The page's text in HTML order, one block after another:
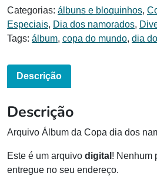
Categorias: álbuns e bloquinhos,
Especiais, Dia dos namorados,
Tags: álbum, copa do mundo, dia
Descrição
Descrição
Arquivo Álbum da Copa dia dos
Este é um arquivo digital ! Nenhum
entregue no seu endereço.